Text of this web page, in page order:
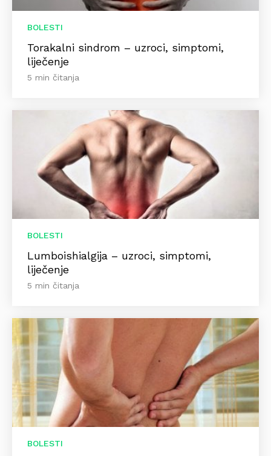
BOLESTI
Torakalni sindrom – uzroci, simptomi,
liječenje
5 min čitanja
BOLESTI
Lumboishialgija – uzroci, simptomi,
liječenje
5 min čitanja
BOLESTI